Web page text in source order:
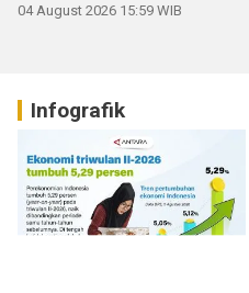
04 August 2026 15:59 WIB
Infografik